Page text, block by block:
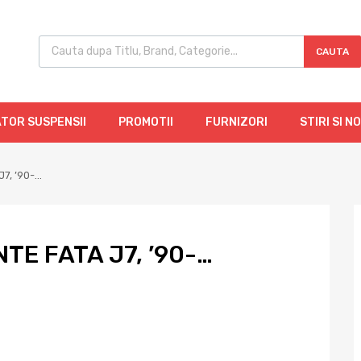
CAUTA
SUSPENSII PROMOTII FURNIZORI STIRI SI
’90-…
FATA J7, ’90-…